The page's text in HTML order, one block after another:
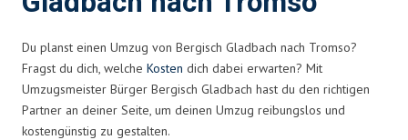
Du planst einen Umzug von Bergisch Gladbach nach Tromso?
Fragst du dich, welche Kosten dich dabei erwarten? Mit
Umzugsmeister Bürger Bergisch Gladbach hast du den richtigen
Partner an deiner Seite, um deinen Umzug reibungslos und
kostengünstig zu gestalten.